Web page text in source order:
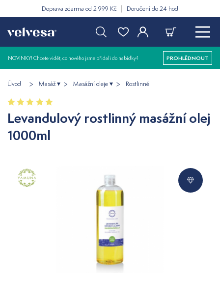
Doprava zdarma od 2 999 Kč Doručení do 24 hod
NOVINKY! Chcete vidět, co nového jsme přidali do nabídky? PROHLÉDNOUT
Úvod Masáž Masážní oleje Rostlinné
Levandulový rostlinný masážní olej
1000ml